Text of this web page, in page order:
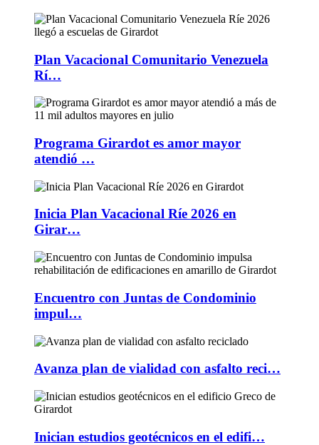
Plan Vacacional Comunitario Venezuela
Rí…
Programa Girardot es amor mayor
atendió …
Inicia Plan Vacacional Ríe 2026 en
Girar…
Encuentro con Juntas de Condominio
impul…
Avanza plan de vialidad con asfalto reci…
Inician estudios geotécnicos en el edifi…